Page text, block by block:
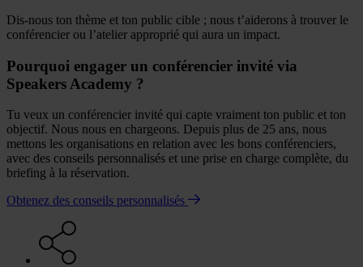
Dis-nous ton thème et ton public cible ; nous t’aiderons à trouver le
conférencier ou l’atelier approprié qui aura un impact.
Pourquoi engager un conférencier invité via
Speakers Academy ?
Tu veux un conférencier invité qui capte vraiment ton public et ton
objectif. Nous nous en chargeons. Depuis plus de 25 ans, nous
mettons les organisations en relation avec les bons conférenciers,
avec des conseils personnalisés et une prise en charge complète, du
briefing à la réservation.
Obtenez des conseils personnalisés